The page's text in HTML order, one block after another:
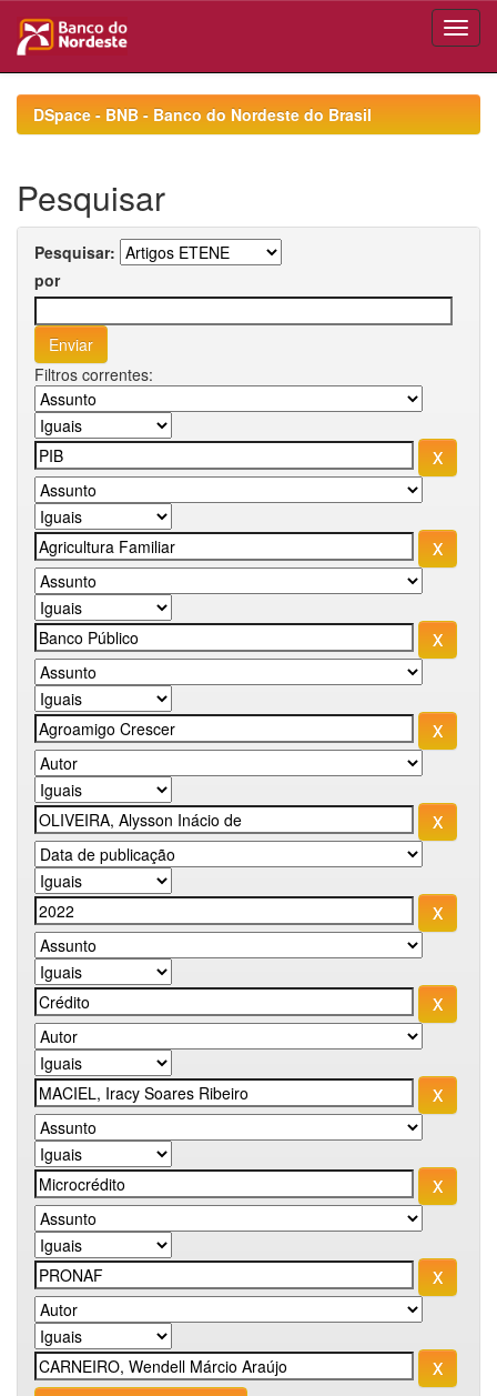
navigationDSpace - BNB - Banco do Nordeste do Brasil
Pesquisar
Pesquisar:
por
Filtros correntes: